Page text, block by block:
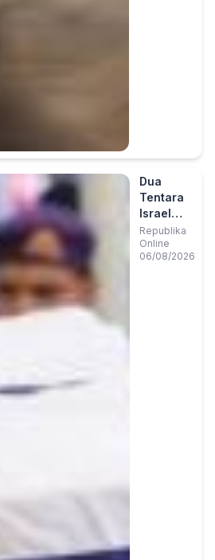
Dua
Tentara
Israel
Tewas
Dihantam
Ledakan
Republika
Online
06/08/2026